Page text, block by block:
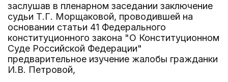
заслушав в пленарном заседании заключение
судьи Т.Г. Морщаковой, проводившей на
основании статьи 41 Федерального
конституционного закона "О Конституционном
Суде Российской Федерации"
предварительное изучение жалобы гражданки
И.В. Петровой,